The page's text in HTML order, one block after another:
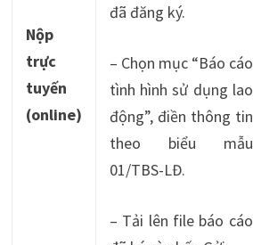
Nộp
trực
tuyến
(online)
đã đăng ký.
– Chọn mục “Báo cáo
tình hình sử dụng lao
động”, điền thông tin
theo biểu mẫu
01/TBS-LĐ.
– Tải lên file báo cáo